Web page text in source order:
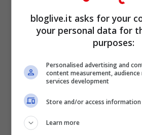
gay, ma precisa “alcuni
bloglive.it asks for your
your personal data for
purposes:
Personalised advertising and
content measurement, audience
services development
Store and/or access information
Learn more